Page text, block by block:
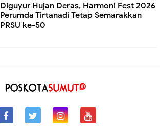
Diguyur Hujan Deras, Harmoni Fest 2026
Perumda Tirtanadi Tetap Semarakkan
PRSU ke-50